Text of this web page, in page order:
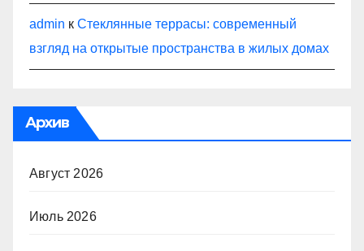
admin к Стеклянные террасы: современный
взгляд на открытые пространства в жилых домах
Архив
Август 2026
Июль 2026